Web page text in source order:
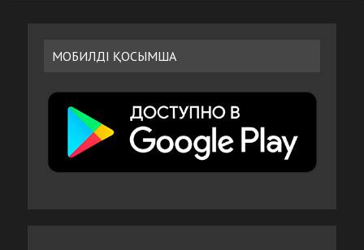
МОБИЛДІ ҚОСЫМША